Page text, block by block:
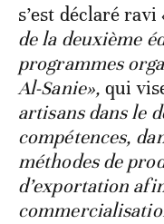
s’est déclaré ravi
de la deuxième
programmes
Al-Sanie»,qui
artisans dans le
compétences,
méthodes de
d’exportation